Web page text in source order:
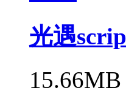
光遇
15.66MB